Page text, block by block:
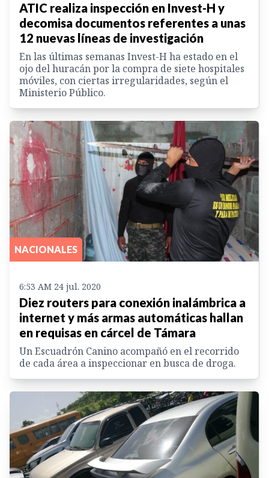
ATIC realiza inspección en Invest-H y
decomisa documentos referentes a unas
12 nuevas líneas de investigación
En las últimas semanas Invest-H ha estado en el
ojo del huracán por la compra de siete hospitales
móviles, con ciertas irregularidades, según el
Ministerio Público.
NACIONALES
6:53 AM 24 jul. 2020
Diez routers para conexión inalámbrica a
internet y más armas automáticas hallan
en requisas en cárcel de Támara
Un Escuadrón Canino acompañó en el recorrido
de cada área a inspeccionar en busca de droga.